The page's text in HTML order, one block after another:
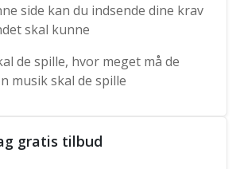
side kan du indsende dine krav
skal kunne
de spille, hvor meget må de
musik skal de spille
gratis tilbud